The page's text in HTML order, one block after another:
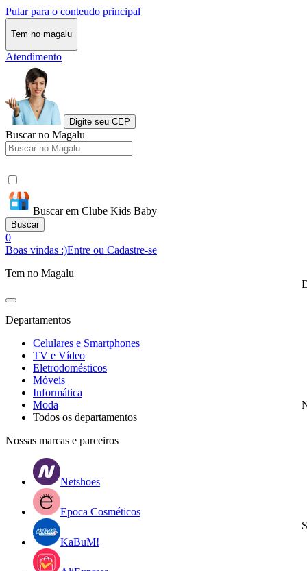
Pular para o conteudo principal
Tem no magalu
Atendimento
Digite seu CEP
Buscar no Magalu
Buscar em Clube Kids Baby
Buscar
0
Boas vindas :)Entre ou Cadastre-se
Tem no Magalu
Departamentos
Celulares e Smartphones
TV e Vídeo
Eletrodomésticos
Móveis
Informática
Moda
Todos os departamentos
Nossas marcas e parceiros
Netshoes
Epoca Cosméticos
KaBuM!